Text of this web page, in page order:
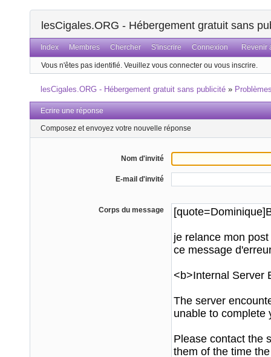
lesCigales.ORG - Hébergement gratuit sans
Index Membres Chercher S'inscrire Connexion Revenir
Vous n'êtes pas identifié. Veuillez vous connecter ou vous inscrire.
lesCigales.ORG - Hébergement gratuit sans publicité »
Ecrire une réponse
Composez et envoyez votre nouvelle réponse
Nom d'invité
E-mail d'invité
Corps du message